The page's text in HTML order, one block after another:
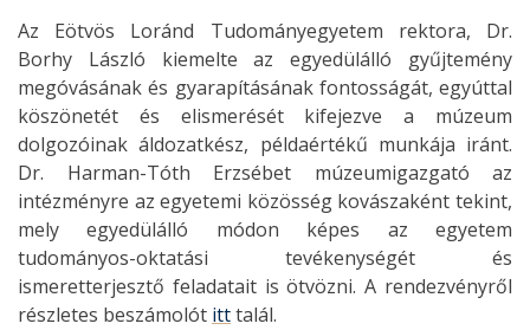
Az Eötvös Loránd Tudományegyetem rektora, Dr.
Borhy László kiemelte az egyedülálló gyűjtemény
megóvásának és gyarapításának fontosságát, egyúttal
köszönetét és elismerését kifejezve a múzeum
dolgozóinak áldozatkész, példaértékű munkája iránt.
Dr. Harman-Tóth Erzsébet múzeumigazgató az
intézményre az egyetemi közösség kovászaként tekint,
mely egyedülálló módon képes az egyetem
tudományos-oktatási tevékenységét és
ismeretterjesztő feladatait is ötvözni. A rendezvényről
részletes beszámolót itttalál.